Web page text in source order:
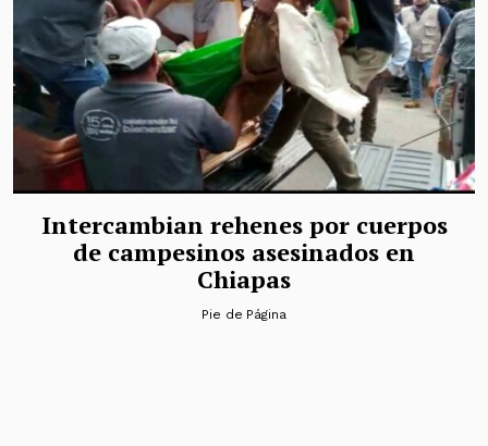
Intercambian rehenes por cuerpos
de campesinos asesinados en
Chiapas
Pie de Página